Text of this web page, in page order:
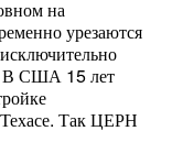
на
урезаются
В США 15 лет
Так ЦЕРН